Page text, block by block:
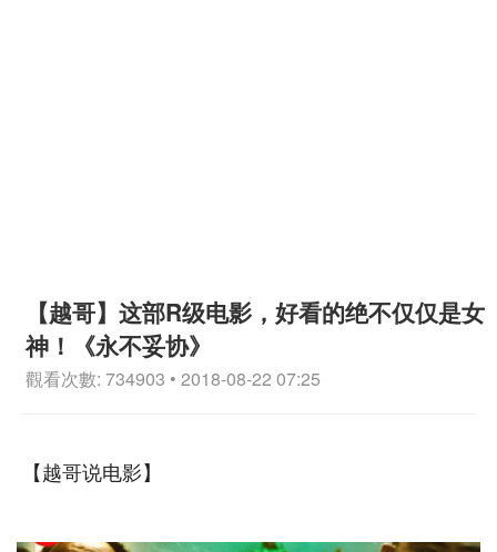
【越哥】这部R级电影，好看的绝不仅仅是女
神！《永不妥协》
觀看次數: 734903 • 2018-08-22 07:25
【越哥说电影】